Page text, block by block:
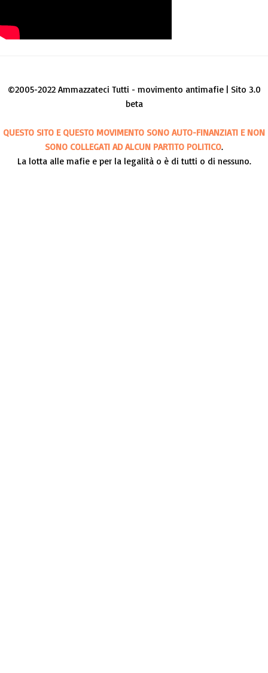
©2005-2022 Ammazzateci Tutti - movimento antimafie | Sito 3.0
beta
QUESTO SITO E QUESTO MOVIMENTO SONO AUTO-FINANZIATI E NON
SONO COLLEGATI AD ALCUN PARTITO POLITICO.
La lotta alle mafie e per la legalità o è di tutti o di nessuno.